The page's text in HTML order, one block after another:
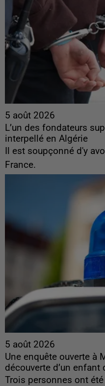
5 août 2026
L’un des fondateurs
interpellé en Algérie
Il est soupçonné d'y
France.
5 août 2026
Une enquête ouverte à
découverte d’un enfant
Trois personnes ont